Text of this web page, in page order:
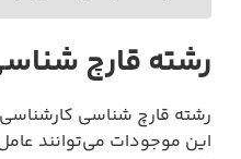
رشته قارچ
رشته قارچ شناسی
این موجودات می‌توانند